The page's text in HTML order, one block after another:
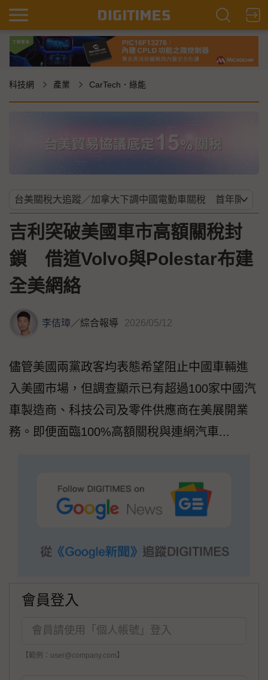
科技網 產業 CarTech．綠能
吉利突破美國車市高額關稅封
鎖 借道Volvo與Polestar布建
全美網絡
李佶璋／綜合報導 2026/05/12
儘管美國兩黨政客均表態希望阻止中國車輛進
入美國市場，但調查顯示已有超過100家中國汽
車製造商、科技公司及零件供應商在美展開業
務。即便面臨100%高額關稅與連網汽車...
會員登入
【範例：user@company.com】